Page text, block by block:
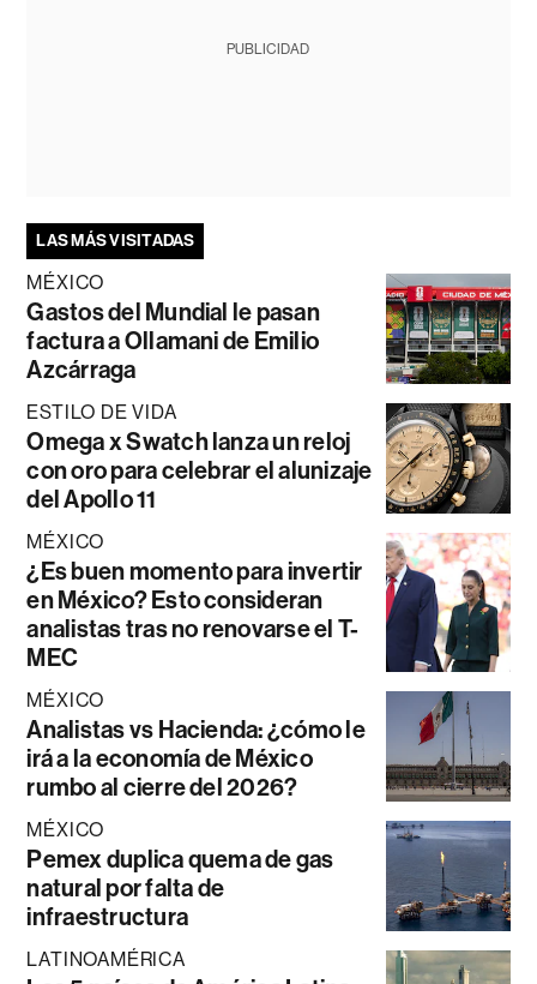
PUBLICIDAD
LAS MÁS VISITADAS
MÉXICO
Gastos del Mundial le pasan
factura a Ollamani de Emilio
Azcárraga
ESTILO DE VIDA
Omega x Swatch lanza un reloj
con oro para celebrar el alunizaje
del Apollo 11
MÉXICO
¿Es buen momento para invertir
en México? Esto consideran
analistas tras no renovarse el T-
MEC
MÉXICO
Analistas vs Hacienda: ¿cómo le
irá a la economía de México
rumbo al cierre del 2026?
MÉXICO
Pemex duplica quema de gas
natural por falta de
infraestructura
LATINOAMÉRICA